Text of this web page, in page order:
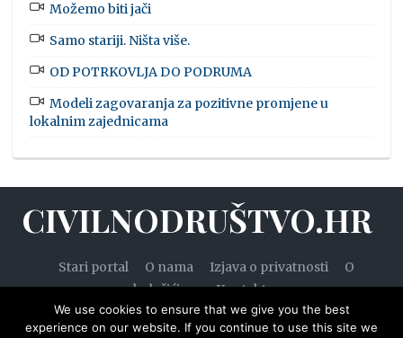
Možemo biti jači
Samo stariji. Ništa više.
OD POTRKOVLJA DO PODRUMA
Modeli zagovaranja za pozitivne promjene u
lokalnim zajednicama
CIVILNODRUŠTVO.HR
Stari portal O nama Izjava o privatnosti
O
kolačićima
Kontakt
We use cookies to ensure that we give you the best
experience on our website. If you continue to use this site we